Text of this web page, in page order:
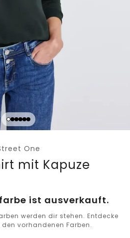
One
mit Kapuze
ist ausverkauft.
werden dir stehen. Entdecke
vorhandenen Farben.